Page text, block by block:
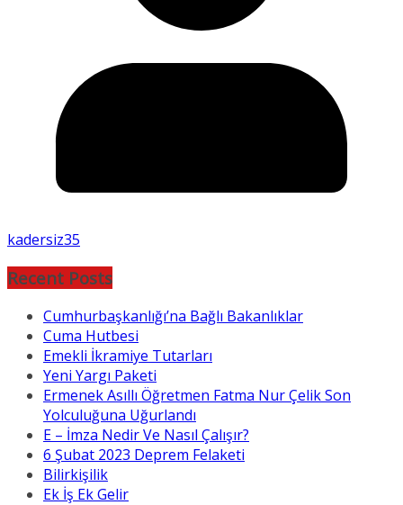
kadersiz35
Recent Posts
Cumhurbaşkanlığı’na Bağlı Bakanlıklar
Cuma Hutbesi
Emekli İkramiye Tutarları
Yeni Yargı Paketi
Ermenek Asıllı Öğretmen Fatma Nur Çelik Son
Yolculuğuna Uğurlandı
E – İmza Nedir Ve Nasıl Çalışır?
6 Şubat 2023 Deprem Felaketi
Bilirkişilik
Ek İş Ek Gelir